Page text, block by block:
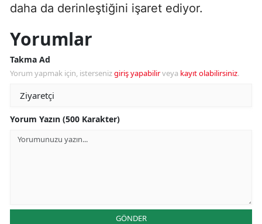
daha da derinleştiğini işaret ediyor.
Yorumlar
Takma Ad
Yorum yapmak için, istersenizgiriş yapabilirveya kayıt olabilirsiniz.
Yorum Yazın (500 Karakter)
GÖNDER